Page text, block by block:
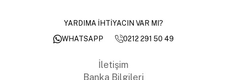
YARDIMA İHTİYACIN VAR MI?
WHATSAPP
0212 291 50 49
İletişim
Banka Bilgileri